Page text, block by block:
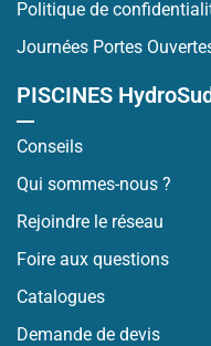
Politique de
Journées Portes
PISCINES
Conseils
Qui sommes-nous ?
Rejoindre le réseau
Foire aux questions
Catalogues
Demande de devis